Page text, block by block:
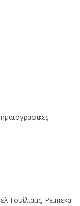
Γουίλιαμς, Ρεμπέκα